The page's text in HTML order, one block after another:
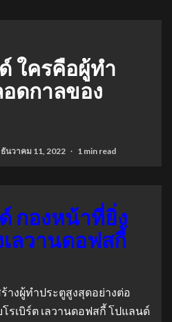
ใครคือผู้ทํา
ดกาลของ
ธันวาคม 11, 2022 1 min read
กองหน้าที่ยิ่ง
ลวานดอฟสกี้
างผู้ทําประตูสูงสุดอย่างต่อ
รเบิร์ต เลวานดอฟสกี้ โปแลนด์